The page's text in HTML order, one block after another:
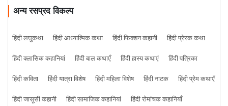
अन्य रसप्रद विकल्प
हिंदी लघुकथा हिंदी आध्यात्मिक कथा हिंदी फिक्शन कहानी
हिंदी प्रेरक कथा
हिंदी क्लासिक कहानियां
हिंदी बाल कथाएँ हिंदी हास्य कथाएं
हिंदी पत्रिका
हिंदी कविता
हिंदी यात्रा विशेष हिंदी महिला विशेष हिंदी नाटक
हिंदी प्रेम कथाएँ
हिंदी जासूसी कहानी
हिंदी सामाजिक कहानियां
हिंदी रोमांचक कहानियाँ